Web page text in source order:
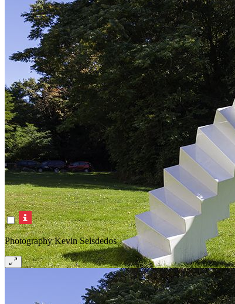
Photography Kevin Seisdedos